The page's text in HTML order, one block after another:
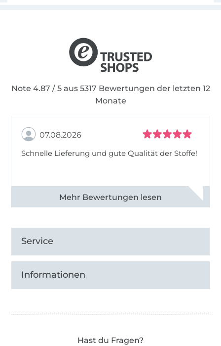
Note 4.87 / 5 aus 5317 Bewertungen der letzten 12
Monate
07.08.2026
Schnelle Lieferung und gute Qualität der Stoffe!
Alle 82990 Bewertungen ansehen
Service
Informationen
Hast du Fragen?